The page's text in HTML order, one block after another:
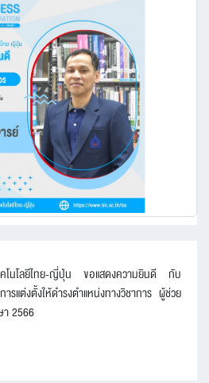
โนโลยีไทย-ญี่ปุ่น ขอแสดงความยินดี กับ
แต่งตั้งให้ดำรงตำแหน่งทางวิชาการ ผู้ช่วย
า 2566